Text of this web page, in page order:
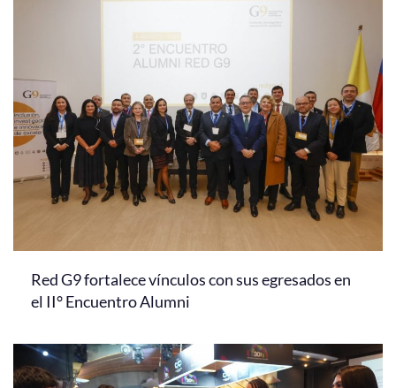
Red G9 fortalece vínculos con sus egresados en
el II° Encuentro Alumni